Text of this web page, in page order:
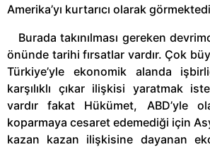
Amerika’yı kurtarıcı olarak
Burada takınılması gereken
önünde tarihi fırsatlar vardır. Çok
Türkiye’yle ekonomik alanda
karşılıklı çıkar ilişkisi yaratmak
vardır fakat Hükümet, ABD’yle
koparmaya cesaret edemediği için
kazan kazan ilişkisine dayanan